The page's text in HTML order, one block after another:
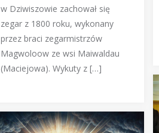
w Dziwiszowie zachował się
zegar z 1800 roku, wykonany
przez braci zegarmistrzów
Magwoloow ze wsi Maiwaldau
(Maciejowa). Wykuty z […]